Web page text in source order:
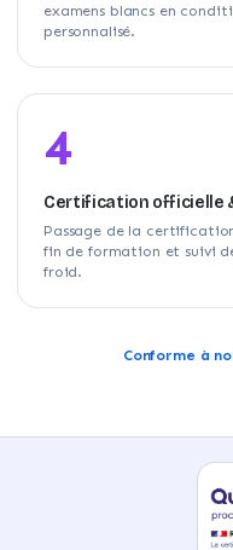
examens blancs en
personnalisé.
4
Certification officielle
Passage de la
fin de formation et suivi
froid.
Conforme à